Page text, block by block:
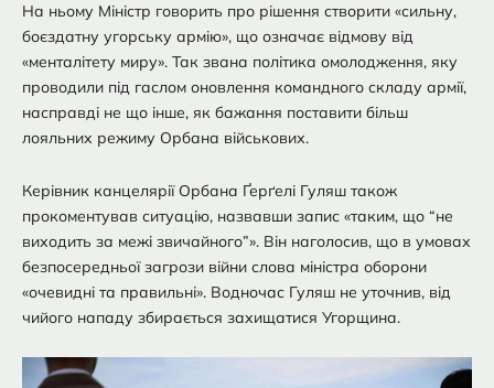
На ньому Міністр говорить про рішення створити «сильну,
боєздатну угорську армію», що означає відмову від
«менталітету миру». Так звана політика омолодження, яку
проводили під гаслом оновлення командного складу армії,
насправді не що інше, як бажання поставити більш
лояльних режиму Орбана військових.
Керівник канцелярії Орбана Ґерґелі Гуляш також
прокоментував ситуацію, назвавши запис «таким, що “не
виходить за межі звичайного”». Він наголосив, що в умовах
безпосередньої загрози війни слова міністра оборони
«очевидні та правильні». Водночас Гуляш не уточнив, від
чийого нападу збирається захищатися Угорщина.